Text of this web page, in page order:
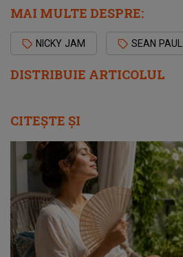
DISTRIBUIE ARTICOLUL
MAI MULTE DESPRE:
NICKY JAM SEAN PAUL
CITEȘTE ȘI